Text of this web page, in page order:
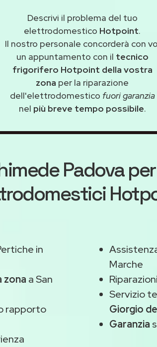
Descrivi il problema del tuo
elettrodomestico Hotpoint.
Il nostro personale concorderà con
un appuntamento con il tecnico
frigorifero Hotpoint della vostra
zona per la riparazione
dell'elettrodomestico fuori garanzia
nel più breve tempo possibile.
Padovaper
in
zona a San
rapporto
Marche
Servizio
Giorgio
Garanzia